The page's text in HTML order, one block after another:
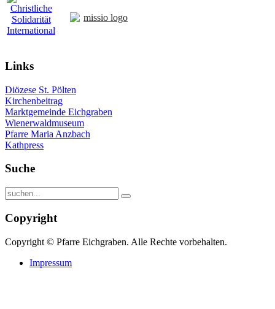
Links
Diözese St. Pölten
Kirchenbeitrag
Marktgemeinde Eichgraben
Wienerwaldmuseum
Pfarre Maria Anzbach
Kathpress
Suche
Copyright
Copyright © Pfarre Eichgraben. Alle Rechte vorbehalten.
Impressum